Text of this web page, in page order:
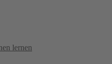
lernen